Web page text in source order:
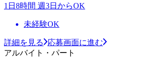
1日8時間 週3日からOK
未経験OK
詳細を見る
応募画面に進む
アルバイト・パート